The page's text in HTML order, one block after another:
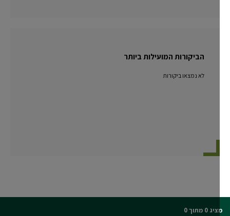
הביקורות המועילות ביותר
לא נמצאו ביקורות
0 מתוך 0